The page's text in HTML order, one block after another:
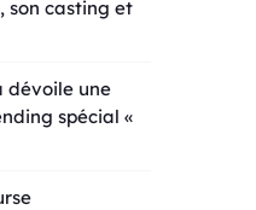
son casting et
dévoile une
spécial «